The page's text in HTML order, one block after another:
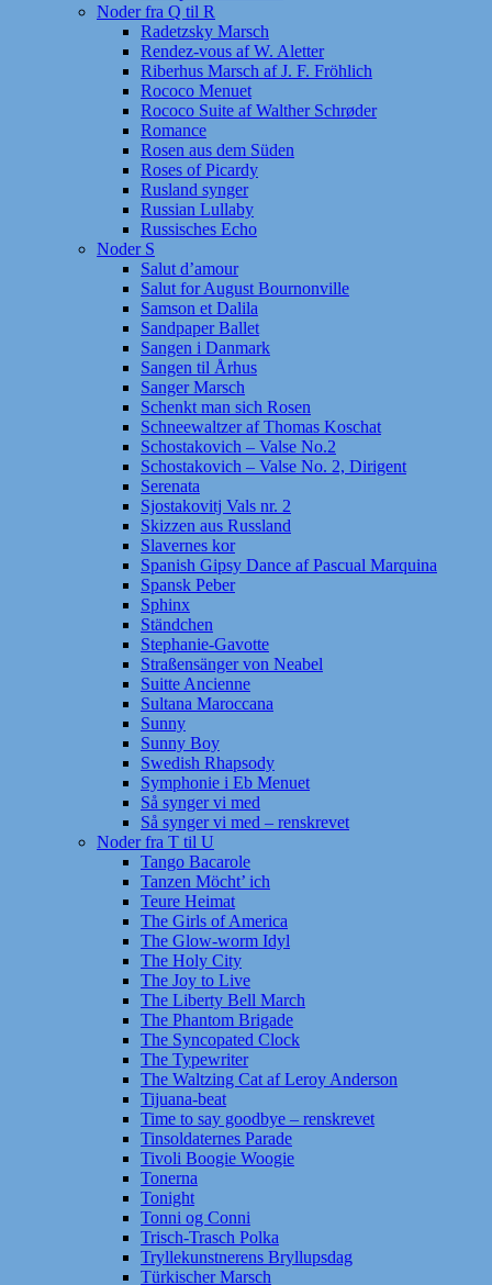
Noder fra Q til R
Radetzsky Marsch
Rendez-vous af W. Aletter
Riberhus Marsch af J. F. Fröhlich
Rococo Menuet
Rococo Suite af Walther Schrøder
Romance
Rosen aus dem Süden
Roses of Picardy
Rusland synger
Russian Lullaby
Russisches Echo
Noder S
Salut d’amour
Salut for August Bournonville
Samson et Dalila
Sandpaper Ballet
Sangen i Danmark
Sangen til Århus
Sanger Marsch
Schenkt man sich Rosen
Schneewaltzer af Thomas Koschat
Schostakovich – Valse No.2
Schostakovich – Valse No. 2, Dirigent
Serenata
Sjostakovitj Vals nr. 2
Skizzen aus Russland
Slavernes kor
Spanish Gipsy Dance af Pascual Marquina
Spansk Peber
Sphinx
Ständchen
Stephanie-Gavotte
Straßensänger von Neabel
Suitte Ancienne
Sultana Maroccana
Sunny
Sunny Boy
Swedish Rhapsody
Symphonie i Eb Menuet
Så synger vi med
Så synger vi med – renskrevet
Noder fra T til U
Tango Bacarole
Tanzen Möcht’ ich
Teure Heimat
The Girls of America
The Glow-worm Idyl
The Holy City
The Joy to Live
The Liberty Bell March
The Phantom Brigade
The Syncopated Clock
The Typewriter
The Waltzing Cat af Leroy Anderson
Tijuana-beat
Time to say goodbye – renskrevet
Tinsoldaternes Parade
Tivoli Boogie Woogie
Tonerna
Tonight
Tonni og Conni
Trisch-Trasch Polka
Tryllekunstnerens Bryllupsdag
Türkischer Marsch